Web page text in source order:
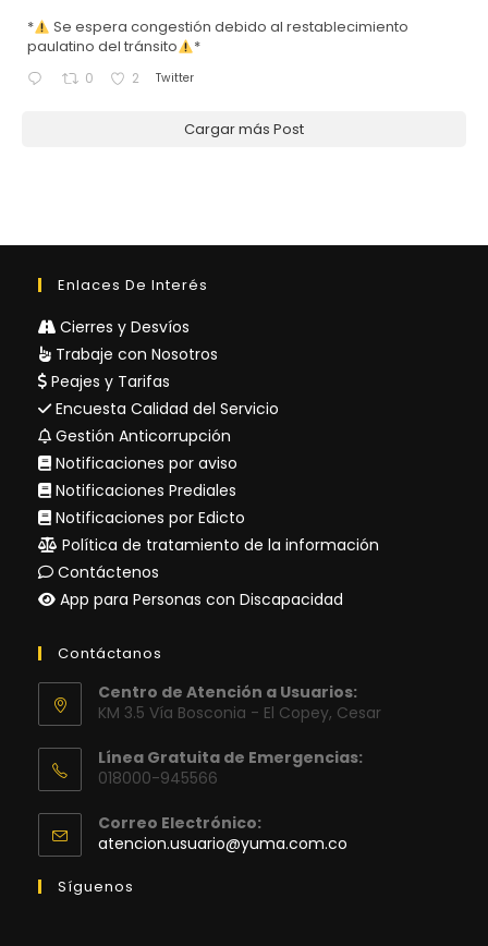
*
Se espera congestión debido al restablecimiento
paulatino del tránsito
*
0 2 Twitter
Cargar más Post
Enlaces De Interés
Cierres y Desvíos
Trabaje con Nosotros
Peajes y Tarifas
Encuesta Calidad del Servicio
Gestión Anticorrupción
Notificaciones por aviso
Notificaciones Prediales
Notificaciones por Edicto
Política de tratamiento de la información
Contáctenos
App para Personas con Discapacidad
Contáctanos
Centro de Atención a Usuarios:
KM 3.5 Vía Bosconia - El Copey, Cesar
Línea Gratuita de Emergencias:
018000-945566
Correo Electrónico:
atencion.usuario@yuma.com.co
Síguenos